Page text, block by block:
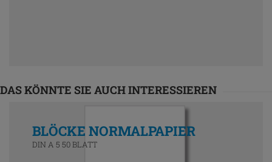
DAS KÖNNTE SIE AUCH INTERESSIEREN
BLÖCKE NORMALPAPIER
DIN A 5 50 BLATT